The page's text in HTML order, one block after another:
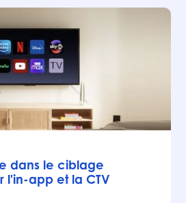
dans le ciblage
l'in-app et la CTV